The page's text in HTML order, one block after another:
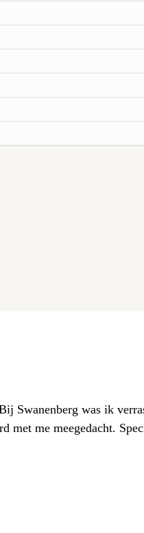
Swanenberg was ik
met me meegedacht.